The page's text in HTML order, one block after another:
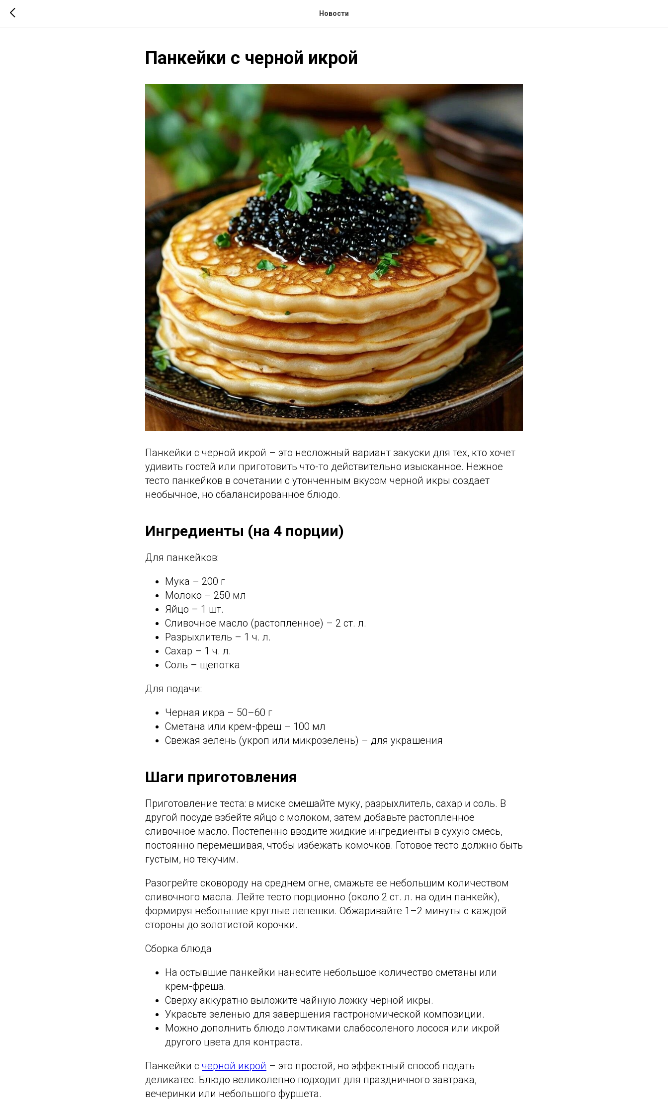
Новости
Панкейки с черной икрой
Панкейки с черной икрой – это несложный вариант закуски для тех, кто хочет
удивить гостей или приготовить что-то действительно изысканное. Нежное
тесто панкейков в сочетании с утонченным вкусом черной икры создает
необычное, но сбалансированное блюдо.
Ингредиенты (на 4 порции)
Для панкейков:
Мука – 200 г
Молоко – 250 мл
Яйцо – 1 шт.
Сливочное масло (растопленное) – 2 ст. л.
Разрыхлитель – 1 ч. л.
Сахар – 1 ч. л.
Соль – щепотка
Для подачи:
Черная икра – 50–60 г
Сметана или крем-фреш – 100 мл
Свежая зелень (укроп или микрозелень) – для украшения
Шаги приготовления
Приготовление теста: в миске смешайте муку, разрыхлитель, сахар и соль. В
другой посуде взбейте яйцо с молоком, затем добавьте растопленное
сливочное масло. Постепенно вводите жидкие ингредиенты в сухую смесь,
постоянно перемешивая, чтобы избежать комочков. Готовое тесто должно быть
густым, но текучим.
Разогрейте сковороду на среднем огне, смажьте ее небольшим количеством
сливочного масла. Лейте тесто порционно (около 2 ст. л. на один панкейк),
формируя небольшие круглые лепешки. Обжаривайте 1–2 минуты с каждой
стороны до золотистой корочки.
Сборка блюда
На остывшие панкейки нанесите небольшое количество сметаны или
крем-фреша.
Сверху аккуратно выложите чайную ложку черной икры.
Украсьте зеленью для завершения гастрономической композиции.
Можно дополнить блюдо ломтиками слабосоленого лосося или икрой
другого цвета для контраста.
Панкейки с черной икрой – это простой, но эффектный способ подать
деликатес. Блюдо великолепно подходит для праздничного завтрака,
вечеринки или небольшого фуршета.